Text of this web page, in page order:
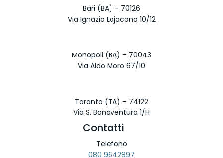
Bari (BA) – 70126
Via Ignazio Lojacono 10/12
Monopoli (BA) – 70043
Via Aldo Moro 67/10
Taranto (TA) – 74122
Via S. Bonaventura 1/H
Contatti
Telefono
080 9642897